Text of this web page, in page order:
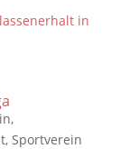
,
, Sportverein